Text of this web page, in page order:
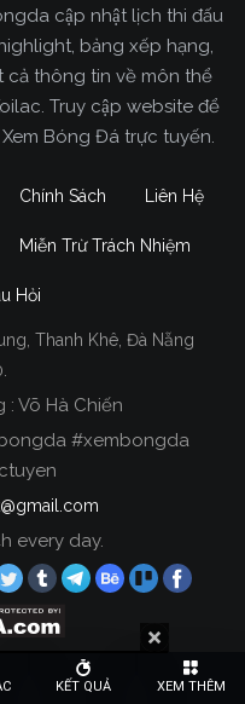
Bóng Đá
sóng bóng đá trực
Website được nhiều
nhất phải kể đến
có tên tuổi trên thị
đá từ rất lâu cho
cập nhật lịch thi đấu
bảng xếp hạng,
cả thông tin về môn thể
Truy cập website để
Bóng Đá trực tuyến.
Chính Sách Liên Hệ
Miễn Trừ Trách Nhiệm
Hỏi
Thanh Khê, Đà Nẵng
Võ Hà Chiến
#xembongda
every day.
All rights reserved.
KẾT QUẢ XEM THÊM